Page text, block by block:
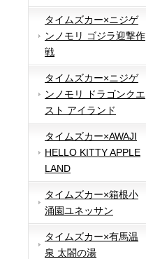
タイムズカー×ニジゲ
ンノモリ ゴジラ迎撃作
戦
タイムズカー×ニジゲ
ンノモリ ドラゴンクエ
スト アイランド
タイムズカー×AWAJI
HELLO KITTY APPLE
LAND
タイムズカー×箱根小
涌園ユネッサン
タイムズカー×有馬温
泉 太閤の湯